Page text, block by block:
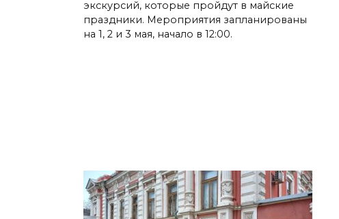
экскурсий, которые пройдут в майские
праздники. Мероприятия запланированы
на 1, 2 и 3 мая, начало в 12:00.